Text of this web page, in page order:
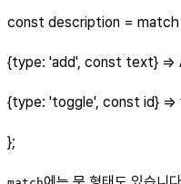
const description =
{type: 'add', const text} =>
{type: 'toggle', const id} =>
};